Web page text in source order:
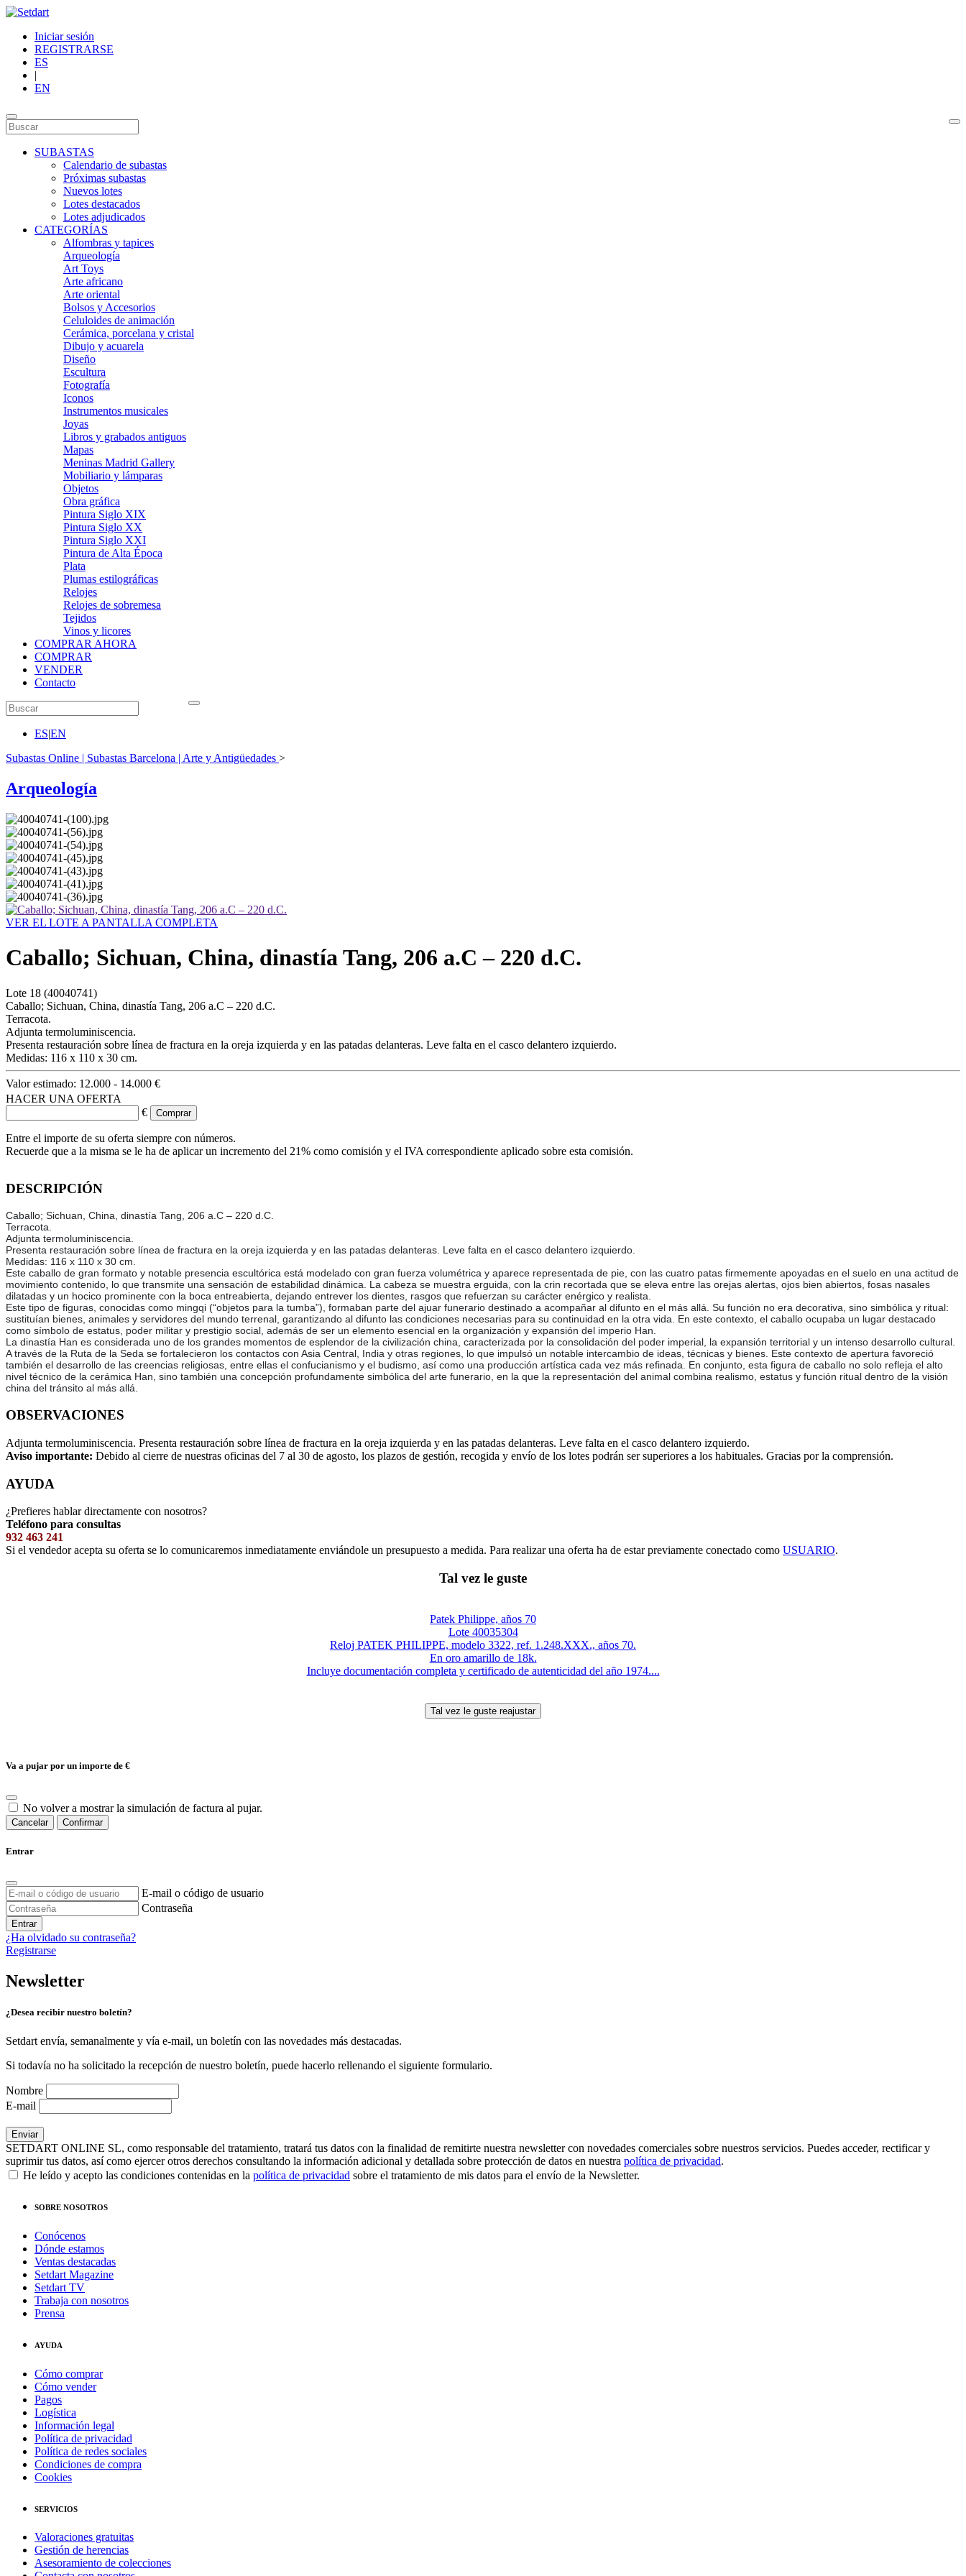
Iniciar sesión
REGISTRARSE
ES
|
EN
SUBASTAS
Calendario de subastas
Próximas subastas
Nuevos lotes
Lotes destacados
Lotes adjudicados
CATEGORÍAS
Alfombras y tapices
Arqueología
Art Toys
Arte africano
Arte oriental
Bolsos y Accesorios
Celuloides de animación
Cerámica, porcelana y cristal
Dibujo y acuarela
Diseño
Escultura
Fotografía
Iconos
Instrumentos musicales
Joyas
Libros y grabados antiguos
Mapas
Meninas Madrid Gallery
Mobiliario y lámparas
Objetos
Obra gráfica
Pintura Siglo XIX
Pintura Siglo XX
Pintura Siglo XXI
Pintura de Alta Época
Plata
Plumas estilográficas
Relojes
Relojes de sobremesa
Tejidos
Vinos y licores
COMPRAR AHORA
COMPRAR
VENDER
Contacto
ES|EN
Subastas Online | Subastas Barcelona | Arte y Antigüedades >
Arqueología
VER EL LOTE A PANTALLA COMPLETA
Caballo; Sichuan, China, dinastía Tang, 206 a.C – 220 d.C.
Lote 18 (40040741)
Caballo; Sichuan, China, dinastía Tang, 206 a.C – 220 d.C.
Terracota.
Adjunta termoluminiscencia.
Presenta restauración sobre línea de fractura en la oreja izquierda y en las patadas delanteras. Leve falta en el casco delantero izquierdo.
Medidas: 116 x 110 x 30 cm.
Valor estimado: 12.000 - 14.000 €
HACER UNA OFERTA
€
Entre el importe de su oferta siempre con números.
Recuerde que a la misma se le ha de aplicar un incremento del 21% como comisión y el IVA correspondiente aplicado sobre esta comisión.
DESCRIPCIÓN
Caballo; Sichuan, China, dinastía Tang, 206 a.C – 220 d.C.
Terracota.
Adjunta termoluminiscencia.
Presenta restauración sobre línea de fractura en la oreja izquierda y en las patadas delanteras. Leve falta en el casco delantero izquierdo.
Medidas: 116 x 110 x 30 cm.
Este caballo de gran formato y notable presencia escultórica está modelado con gran fuerza volumétrica y aparece representada de pie, con las cuatro patas firmemente apoyadas en el suelo en una actitud de
movimiento contenido, lo que transmite una sensación de estabilidad dinámica. La cabeza se muestra erguida, con la crin recortada que se eleva entre las orejas alertas, ojos bien abiertos, fosas nasales
dilatadas y un hocico prominente con la boca entreabierta, dejando entrever los dientes, rasgos que refuerzan su carácter enérgico y realista.
Este tipo de figuras, conocidas como mingqi (“objetos para la tumba”), formaban parte del ajuar funerario destinado a acompañar al difunto en el más allá. Su función no era decorativa, sino simbólica y ritual:
sustituían bienes, animales y servidores del mundo terrenal, garantizando al difunto las condiciones necesarias para su continuidad en la otra vida. En este contexto, el caballo ocupaba un lugar destacado
como símbolo de estatus, poder militar y prestigio social, además de ser un elemento esencial en la organización y expansión del imperio Han.
La dinastía Han es considerada uno de los grandes momentos de esplendor de la civilización china, caracterizada por la consolidación del poder imperial, la expansión territorial y un intenso desarrollo cultural.
A través de la Ruta de la Seda se fortalecieron los contactos con Asia Central, India y otras regiones, lo que impulsó un notable intercambio de ideas, técnicas y bienes. Este contexto de apertura favoreció
también el desarrollo de las creencias religiosas, entre ellas el confucianismo y el budismo, así como una producción artística cada vez más refinada. En conjunto, esta figura de caballo no solo refleja el alto
nivel técnico de la cerámica Han, sino también una concepción profundamente simbólica del arte funerario, en la que la representación del animal combina realismo, estatus y función ritual dentro de la visión
china del tránsito al más allá.
OBSERVACIONES
Adjunta termoluminiscencia. Presenta restauración sobre línea de fractura en la oreja izquierda y en las patadas delanteras. Leve falta en el casco delantero izquierdo.
Aviso importante: Debido al cierre de nuestras oficinas del 7 al 30 de agosto, los plazos de gestión, recogida y envío de los lotes podrán ser superiores a los habituales. Gracias por la comprensión.
AYUDA
¿Prefieres hablar directamente con nosotros?
Teléfono para consultas
932 463 241
Si el vendedor acepta su oferta se lo comunicaremos inmediatamente enviándole un presupuesto a medida. Para realizar una oferta ha de estar previamente conectado como USUARIO.
Tal vez le guste
Patek Philippe, años 70
Lote 40035304
Reloj PATEK PHILIPPE, modelo 3322, ref. 1.248.XXX., años 70.
En oro amarillo de 18k.
Incluye documentación completa y certificado de autenticidad del año 1974....
Va a pujar por un importe de €
No volver a mostrar la simulación de factura al pujar.
Cancelar Confirmar
Entrar
E-mail o código de usuario
Contraseña
Entrar
¿Ha olvidado su contraseña?
Registrarse
Newsletter
¿Desea recibir nuestro boletín?
Setdart envía, semanalmente y vía e-mail, un boletín con las novedades más destacadas.
Si todavía no ha solicitado la recepción de nuestro boletín, puede hacerlo rellenando el siguiente formulario.
Nombre
E-mail
SETDART ONLINE SL, como responsable del tratamiento, tratará tus datos con la finalidad de remitirte nuestra newsletter con novedades comerciales sobre nuestros servicios. Puedes acceder, rectificar y
suprimir tus datos, así como ejercer otros derechos consultando la información adicional y detallada sobre protección de datos en nuestra política de privacidad.
He leído y acepto las condiciones contenidas en la política de privacidad sobre el tratamiento de mis datos para el envío de la Newsletter.
SOBRE NOSOTROS
Conócenos
Dónde estamos
Ventas destacadas
Setdart Magazine
Setdart TV
Trabaja con nosotros
Prensa
AYUDA
Cómo comprar
Cómo vender
Pagos
Logística
Información legal
Política de privacidad
Política de redes sociales
Condiciones de compra
Cookies
SERVICIOS
Valoraciones gratuitas
Gestión de herencias
Asesoramiento de colecciones